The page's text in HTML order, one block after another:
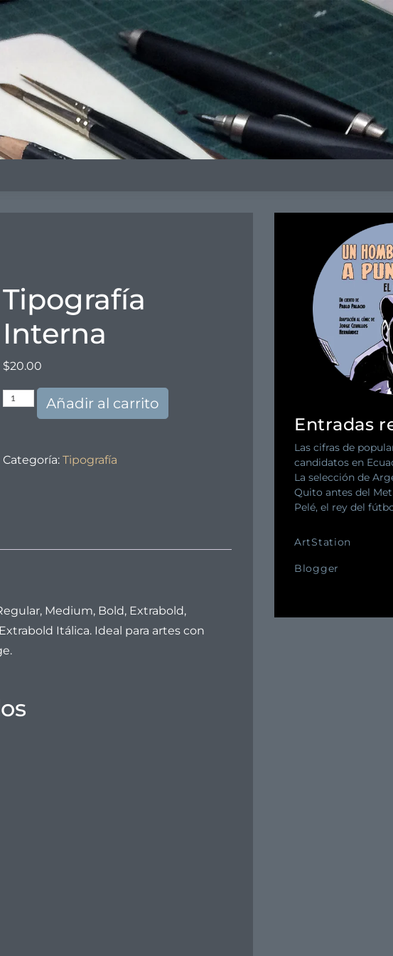
Tipografía
Interna
$20.00
Tipografía
Interna
Añadir al carrito
Categoría:Tipografía
Medium, Bold, Extrabold,
Itálica. Ideal para artes con
Entradas
Las cifras de
candidatos en
La selección de
Quito antes del
Pelé, el rey del
ArtStation
Blogger